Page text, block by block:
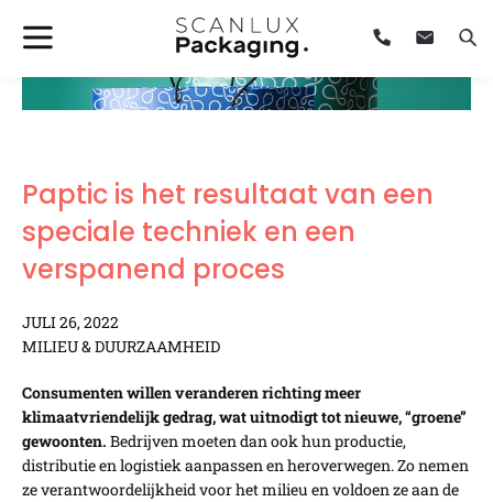
Paptic is het resultaat van een
speciale techniek en een
verspanend proces
JULI 26, 2022
MILIEU & DUURZAAMHEID
Consumenten willen veranderen richting meer
klimaatvriendelijk gedrag, wat uitnodigt tot nieuwe, “groene”
gewoonten. Bedrijven moeten dan ook hun productie,
distributie en logistiek aanpassen en heroverwegen. Zo nemen
ze verantwoordelijkheid voor het milieu en voldoen ze aan de